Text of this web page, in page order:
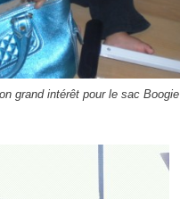
grand intérêt pour le sac Boogie